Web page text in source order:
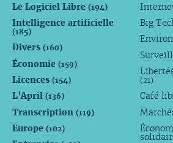
Le Logiciel Libre (194)
Intelligence artificielle
(185)
Divers (160)
Économie (159)
Licences (154)
L’April (136)
Transcription (119)
Europe (102)
Big
(21)
Café